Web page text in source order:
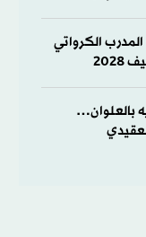
الكرواتي
بالعلوان…